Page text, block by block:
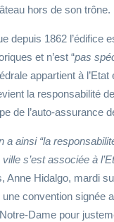
hors de son trône.
depuis 1862 l’édifice
et n’est “pas
appartient à l’Etat
la responsabilité
de l’auto-assurance
a ainsi “la
s’est associée à
Anne Hidalgo, mardi
convention signée
Dame pour